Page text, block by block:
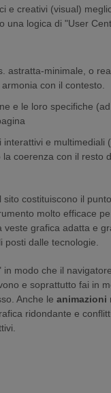
e creativi (visual)
una logica di "User
astratta-minimale, o
con il contesto.
e le loro specifiche
e multimediali
coerenza con il resto
sito costituiscono il
molto efficace
grafica adatta e
dalle tecnologie.
modo che il
e soprattutto fai in
Anche le animazioni
ridondante e